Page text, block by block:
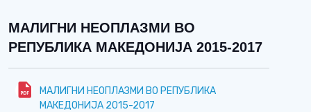
МАЛИГНИ НЕОПЛАЗМИ ВО
РЕПУБЛИКА МАКЕДОНИЈА 2015-2017
МАЛИГНИ НЕОПЛАЗМИ ВО РЕПУБЛИКА
МАКЕДОНИЈА 2015-2017